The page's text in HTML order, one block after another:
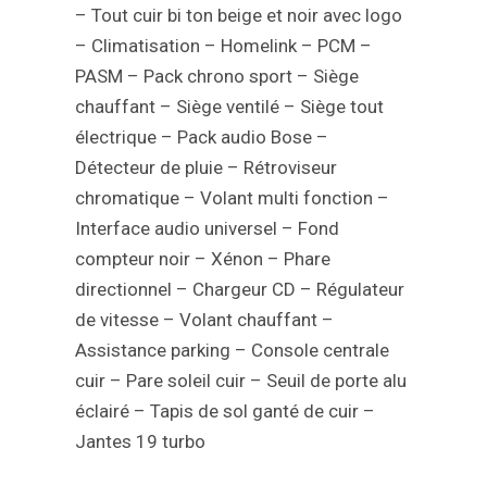
– Tout cuir bi ton beige et noir avec logo
– Climatisation – Homelink – PCM –
PASM – Pack chrono sport – Siège
chauffant – Siège ventilé – Siège tout
électrique – Pack audio Bose –
Détecteur de pluie – Rétroviseur
chromatique – Volant multi fonction –
Interface audio universel – Fond
compteur noir – Xénon – Phare
directionnel – Chargeur CD – Régulateur
de vitesse – Volant chauffant –
Assistance parking – Console centrale
cuir – Pare soleil cuir – Seuil de porte alu
éclairé – Tapis de sol ganté de cuir –
Jantes 19 turbo